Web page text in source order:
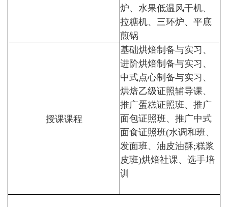
炉、水果低温风干机、
拉糖机、三环炉、平底
煎锅
授课课程
基础烘焙制备与实习、
进阶烘焙制备与实习、
中式点心制备与实习、
烘焙乙级证照辅导课、
推广蛋糕证照班、推广
面包证照班、推广中式
面食证照班(水调和班、
发面班、油皮油酥;糕浆
皮班)烘焙社课、选手培
训